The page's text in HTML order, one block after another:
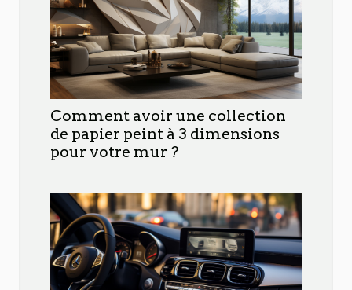
Comment avoir une collection
de papier peint à 3 dimensions
pour votre mur ?